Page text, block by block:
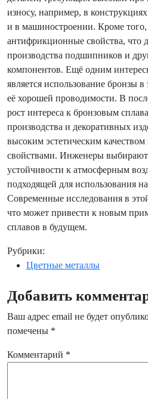
износу, например, в
и в машиностроении. Кроме
антифрикционные свойства, что
производства подшипников и
компонентов. Ещё одним
является использование бронзы в
её хорошей проводимости. В
рост интереса к бронзовым
производства и декоративных
высоким эстетическим
свойствами. Инженеры выбирают
устойчивости к атмосферным
подходящей для использования
Современные исследования в
что может привести к новым
сплавов в будущем.
Рубрики:
Цветные металлы
Добавить
Ваш адрес email не будет
помечены *
Комментарий *